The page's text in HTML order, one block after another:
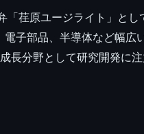
荏原ユージライト」とし
子部品、半導体など幅広
長分野として研究開発に